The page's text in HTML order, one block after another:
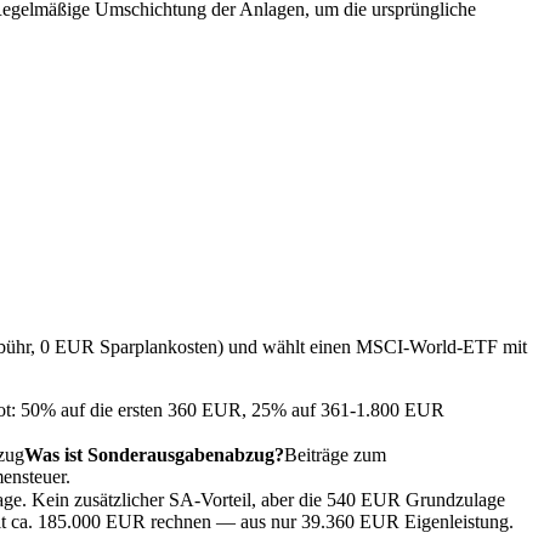
Umschichtung der Anlagen, um die ursprüngliche
0 EUR Sparplankosten) und wählt einen MSCI-World-ETF mit
50% auf die ersten 360 EUR, 25% auf 361-1.800 EUR
Was ist Sonderausgabenabzug?Beiträge zum
Kein zusätzlicher SA-Vorteil, aber die 540 EUR Grundzulage
ca. 185.000 EUR rechnen — aus nur 39.360 EUR Eigenleistung.